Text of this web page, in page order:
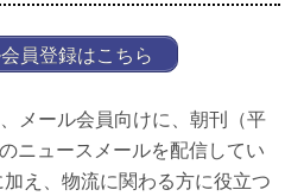
員登録はこちら
メール会員向けに、朝刊（平
ニュースメールを配信してい
え、物流に関わる方に役立つ